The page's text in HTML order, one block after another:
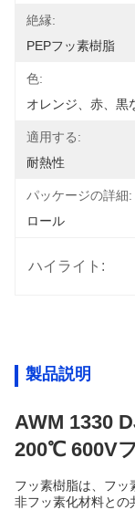
絶縁:
PEPフッ素樹脂
色:
オレンジ、赤、黒
適用する:
耐熱性
パッケージの詳細:
ロール
ハイライト:
製品説明
AWM 1330
200℃ 600V
フッ素樹脂は、フ
非フッ素化材料との